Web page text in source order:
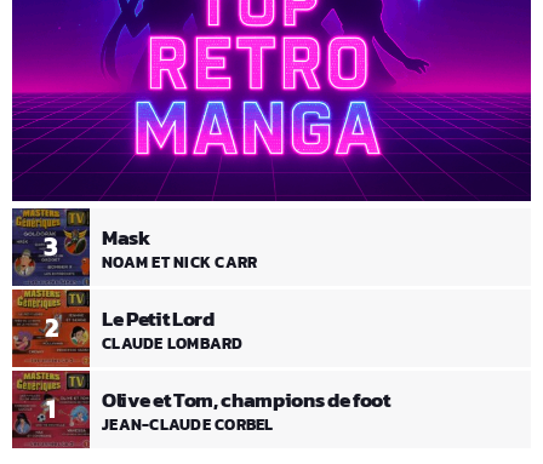
1 Olive et Tom, champions de foot
JEAN-CLAUDE CORBEL
2 Le Petit Lord
CLAUDE LOMBARD
3 Mask
NOAM ET NICK CARR